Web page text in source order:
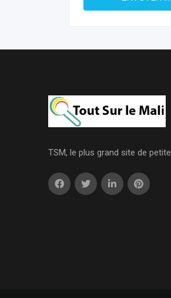
TSM, le plus grand site de